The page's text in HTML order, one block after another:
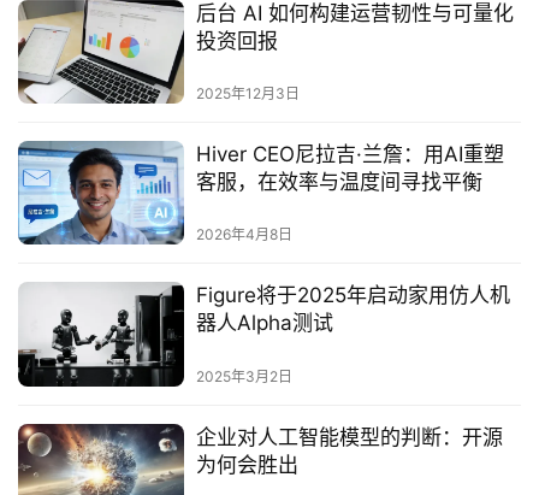
后台 AI 如何构建运营韧性与可量化
投资回报
2025年12月3日
Hiver CEO尼拉吉·兰詹：用AI重塑
客服，在效率与温度间寻找平衡
2026年4月8日
Figure将于2025年启动家用仿人机
器人Alpha测试‌
2025年3月2日
企业对人工智能模型的判断：开源
为何会胜出